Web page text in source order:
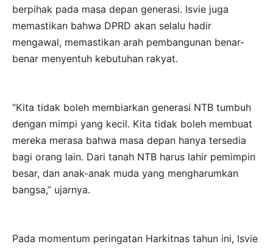
berpihak pada masa depan generasi. Isvie juga
memastikan bahwa DPRD akan selalu hadir
mengawal, memastikan arah pembangunan benar-
benar menyentuh kebutuhan rakyat.
“Kita tidak boleh membiarkan generasi NTB tumbuh
dengan mimpi yang kecil. Kita tidak boleh membuat
mereka merasa bahwa masa depan hanya tersedia
bagi orang lain. Dari tanah NTB harus lahir pemimpin
besar, dan anak-anak muda yang mengharumkan
bangsa,” ujarnya.
Pada momentum peringatan Harkitnas tahun ini, Isvie